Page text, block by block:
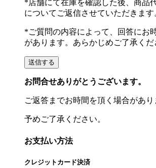
*店舗にて在庫を確認した後、商品
についてご返信させていただきます
*ご質問の内容によって、回答にお
があります。あらかじめご了承くだ
お問合せありがとうございます。
ご返答までお時間を頂く場合があり
予めご了承ください。
お支払い方法
クレジットカード決済